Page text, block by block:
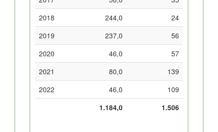
2018
244,0
24
2019
237,0
56
2020
46,0
57
2021
80,0
139
2022
46,0
109
1.184,0
1.506